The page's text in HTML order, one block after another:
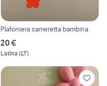
Plafoniera cameretta bambina
20 €
Latina (LT)